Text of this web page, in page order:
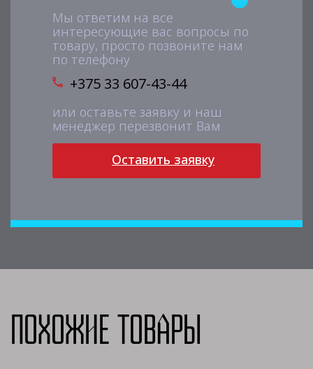
Мы ответим на все
интересующие вас вопросы по
товару, просто позвоните нам
по телефону
+375 33 607-43-44
или оставьте заявку и наш
менеджер перезвонит Вам
Оставить заявку
Похожие товары